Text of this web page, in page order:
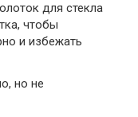
для стекла
чтобы
и избежать
но не